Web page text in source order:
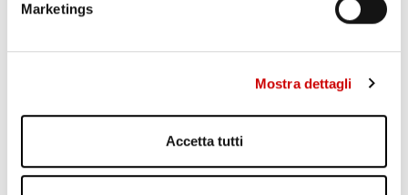
Marketings
Mostra dettagli
Accetta tutti